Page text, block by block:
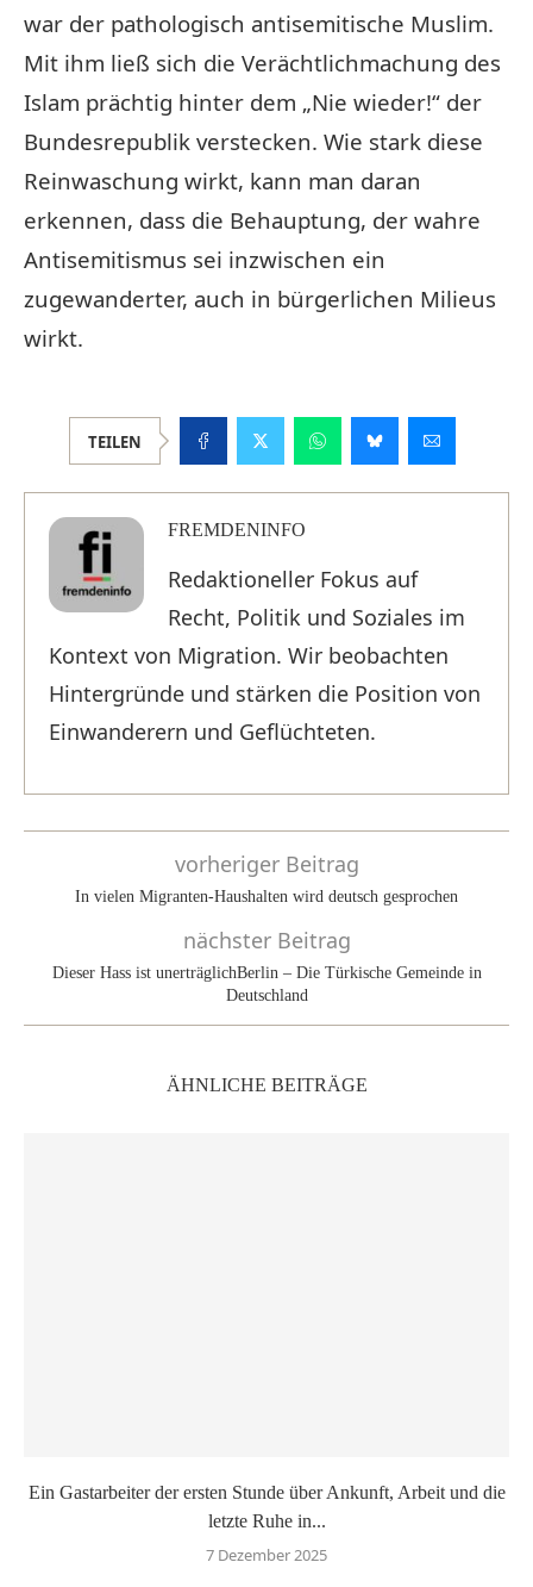
war der pathologisch antisemitische Muslim.
Mit ihm ließ sich die Verächtlichmachung des
Islam prächtig hinter dem „Nie wieder!“ der
Bundesrepublik verstecken. Wie stark diese
Reinwaschung wirkt, kann man daran
erkennen, dass die Behauptung, der wahre
Antisemitismus sei inzwischen ein
zugewanderter, auch in bürgerlichen Milieus
wirkt.
TEILEN
FREMDENINFO
Redaktioneller Fokus auf
Recht, Politik und Soziales im
Kontext von Migration. Wir beobachten
Hintergründe und stärken die Position von
Einwanderern und Geflüchteten.
vorheriger Beitrag
In vielen Migranten-Haushalten wird deutsch gesprochen
nächster Beitrag
Dieser Hass ist unerträglichBerlin – Die Türkische Gemeinde in
Deutschland
ÄHNLICHE BEITRÄGE
Ein Gastarbeiter der ersten Stunde über Ankunft, Arbeit und die
letzte Ruhe in...
7 Dezember 2025